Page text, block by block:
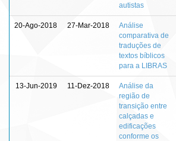
autistas
20-Ago-2018 27-Mar-2018
Análise
comparativa de
traduções de
textos bíblicos
para a LIBRAS
13-Jun-2019 11-Dez-2018
Análise da
região de
transição entre
calçadas e
edificações
conforme os